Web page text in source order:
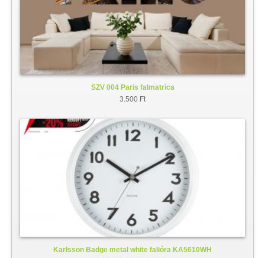
SZV 004 Paris falmatrica
3.500 Ft
Karlsson Badge metal white falióra KA5610WH